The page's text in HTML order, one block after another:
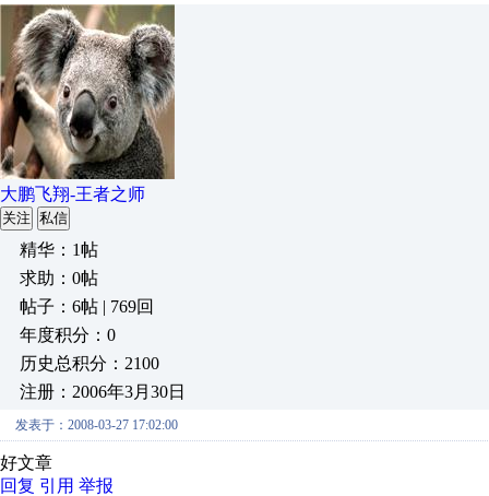
大鹏飞翔-王者之师
关注 私信
精华：1帖
求助：0帖
帖子：6帖 | 769回
年度积分：0
历史总积分：2100
注册：2006年3月30日
发表于：2008-03-27 17:02:00
好文章
回复 引用 举报